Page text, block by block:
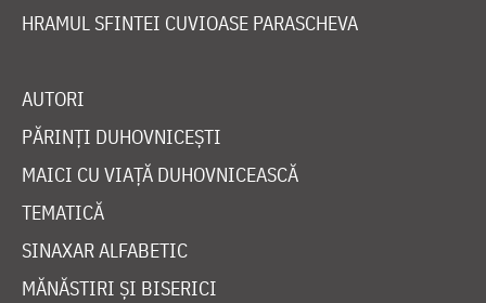
HRAMUL SFINTEI CUVIOASE PARASCHEVA
AUTORI
PĂRINȚI DUHOVNICEȘTI
MAICI CU VIAȚĂ DUHOVNICEASCĂ
TEMATICĂ
SINAXAR ALFABETIC
MĂNĂSTIRI ȘI BISERICI